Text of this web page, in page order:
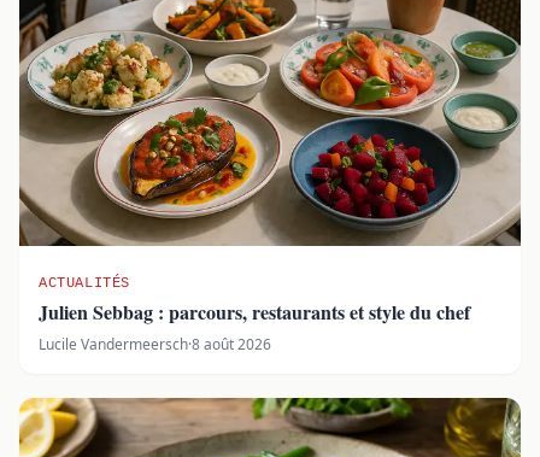
ACTUALITÉS
Julien Sebbag : parcours, restaurants et style du chef
Lucile Vandermeersch·8 août 2026